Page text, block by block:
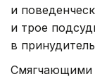
и
и трое
в
Смягчающими